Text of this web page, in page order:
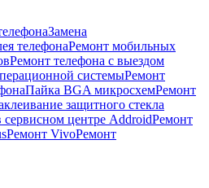
Замена
телефонаРемонт мобильных
Ремонт телефона с выездом
системыРемонт
Пайка BGA микросхемРемонт
защитного стекла
сервисном центре AddroidРемонт
Ремонт VivoРемонт